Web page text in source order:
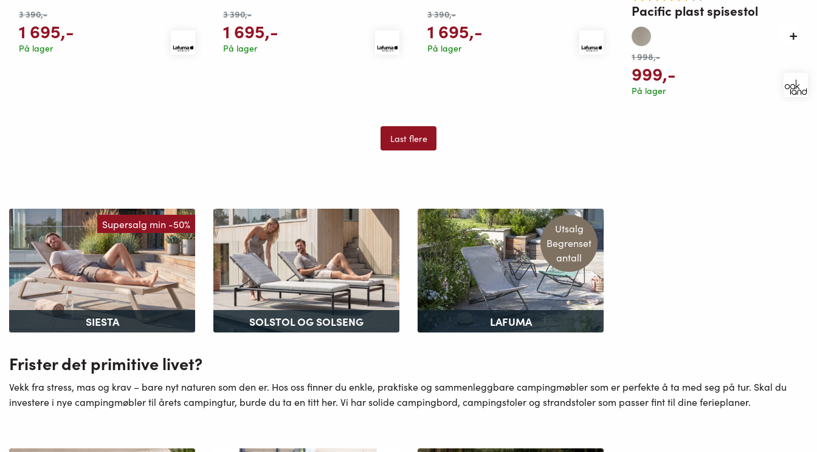
3 390,-
1 695,-
På lager
3 390,-
1 695,-
På lager
3 390,-
1 695,-
På lager
Pacific plast spisestol
1 998,-
999,-
På lager
Last flere
Supersalg min -50%
SIESTA SOLSTOL OG SOLSENG
Utsalg
Begrenset
antall
LAFUMA
Frister det primitive livet?
Vekk fra stress, mas og krav – bare nyt naturen som den er. Hos oss finner du enkle, praktiske og sammenleggbare campingmøbler som er perfekte å ta med seg på tur. Skal du
investere i nye campingmøbler til årets campingtur, burde du ta en titt her. Vi har solide campingbord, campingstoler og strandstoler som passer fint til dine ferieplaner.